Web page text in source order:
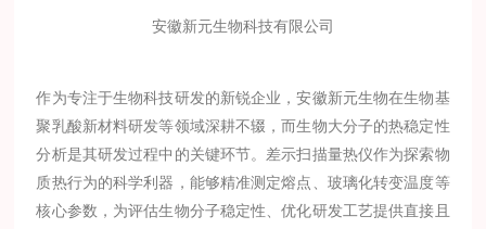
安徽新元生物科技有限公司
作为专注于生物科技研发的新锐企业，安徽新元生物在生物基
聚乳酸新材料研发等领域深耕不辍，而生物大分子的热稳定性
分析是其研发过程中的关键环节。差示扫描量热仪作为探索物
质热行为的科学利器，能够精准测定熔点、玻璃化转变温度等
核心参数，为评估生物分子稳定性、优化研发工艺提供直接且